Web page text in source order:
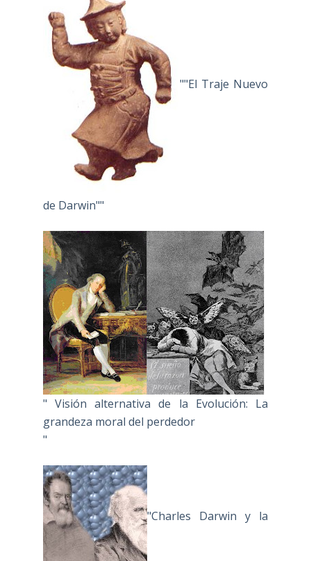
""El Traje Nuevo
de Darwin""
" Visión alternativa de la Evolución: La
grandeza moral del perdedor
"
"Charles Darwin y la